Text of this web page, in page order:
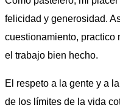
felicidad y generosidad.
cuestionamiento, practico
el trabajo bien hecho.
El respeto a la gente y a
de los límites de la vida